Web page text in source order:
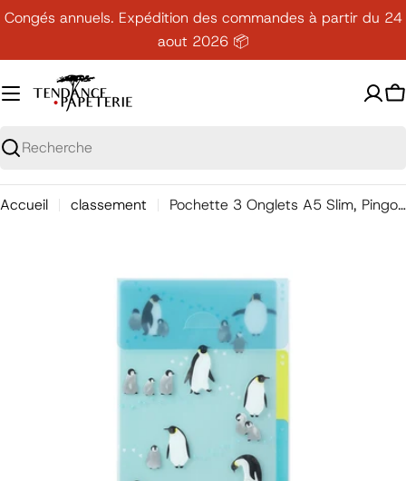
Passer
contenu
Congés annuels. Expédition des commandes à partir du 24
aout 2026 📦
Recherche
Accueil classement Pochette 3 Onglets A5 Slim, Pingouin
le média 0 en mode modal